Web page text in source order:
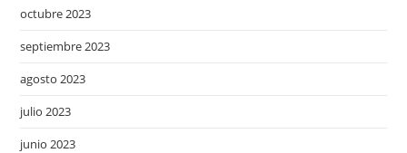
octubre 2023
septiembre 2023
agosto 2023
julio 2023
junio 2023